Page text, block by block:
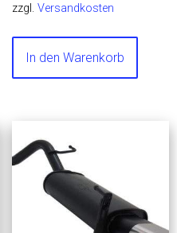
zzgl. Versandkosten
In den Warenkorb